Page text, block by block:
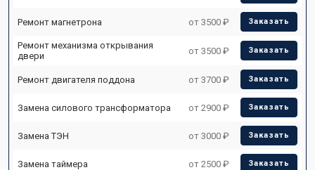
Ремонт магнетрона от 3500 ₽ Заказать
Ремонт механизма открывания
двери
от 3500 ₽ Заказать
Ремонт двигателя поддона от 3700 ₽ Заказать
Замена силового трансформатора от 2900 ₽ Заказать
Замена ТЭН от 3000 ₽ Заказать
Замена таймера от 2500 ₽ Заказать